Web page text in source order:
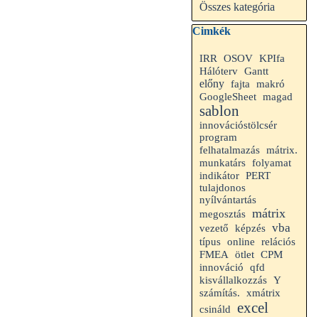
Összes kategória
Kihagy blokk Cimkék
Cimkék
IRR OSOV KPIfa
Hálóterv Gantt
előny fajta makró
GoogleSheet magad
sablon
innovációstölcsér
program
felhatalmazás mátrix.
munkatárs folyamat
indikátor PERT
tulajdonos
nyílvántartás
megosztás mátrix
vezető képzés vba
típus online
relációs
FMEA
ötlet CPM
innováció
qfd
kisvállalkozzás Y
számítás.
xmátrix
csináld
excel